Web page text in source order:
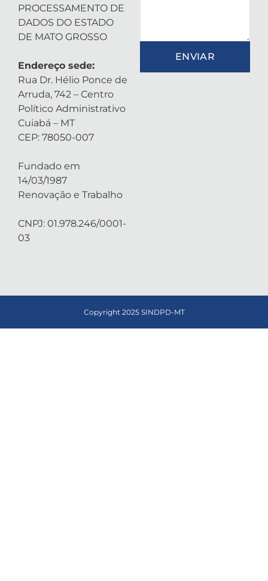
PROCESSAMENTO DE
DADOS DO ESTADO
DE MATO GROSSO
Endereço sede:
Rua Dr. Hélio Ponce de
Arruda, 742 – Centro
Político Administrativo
Cuiabá – MT
CEP: 78050-007
Fundado em
14/03/1987
Renovação e Trabalho
CNPJ: 01.978.246/0001-
03
ENVIAR
Copyright 2025 SINDPD-MT